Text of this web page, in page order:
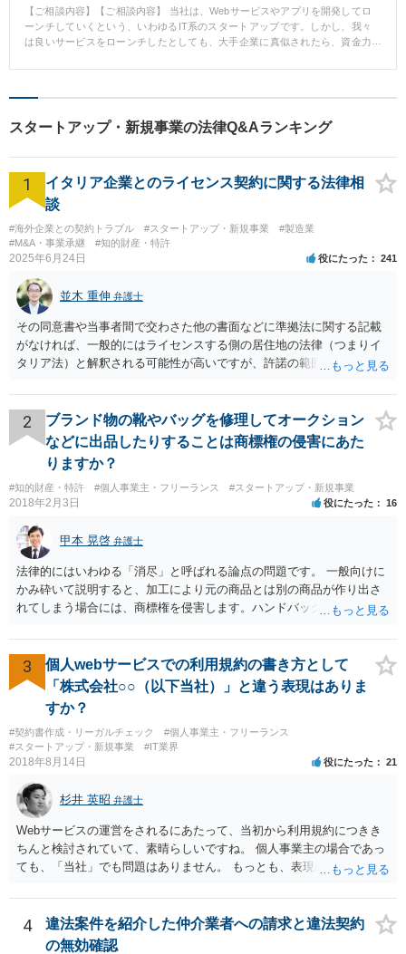
【ご相談内容】【ご相談内容】 当社は、Webサービスやアプリを開発してロ
ーンチしていくという、いわゆるIT系のスタートアップです。しかし、我々
は良いサービスをローンチしたとしても、大手企業に真似されたら、資金力
く必要性は感じていました。 【解決の過程と結果】 東京スタートアップ法律
ることにしました。現在商標は取得できて特許は出願中ですが、法律顧問に
いてくれるおかげで、事業に集中して取り組むことができています。また、
されないように、商標や特許を取得しておきたいとのご相談だったのです
が、お話を伺っていると顧問契約を締結させていただくのが一番良いと判断
しました。というのも、この会社では法律面の不安が事業の障壁になってい
ました。当事務所と顧問契約をいただくことによって、顧問料の範囲内で商
標や特許の申請を行い、日常的に契約書のやビジネスモデルの法的レビュー
も行うことによってできると判断したためです。そこで、顧問契約をしてい
ービス提供にとどまらず、継続的にサポートさせていただけることは、当事
務所にとっても大きな喜びです。
スタートアップ・新規事業の法律Q&Aランキング
1
イタリア企業とのライセンス契約に関する法律相
談
#海外企業との契約トラブル #スタートアップ・新規事業
#製造業
#M&A・事業承継
#知的財産・特許
2025年6月24日 役にたった 241
並木 重伸 弁護士
その同意書や当事者間で交わさた他の書面などに準拠法に関する記載
がなければ、一般的にはライセンスする側の居住地の法律（つまりイ
タリア法）と解釈される可能性が高いですが、許諾の範囲が日本国内
あります。 なお、仮に日本法になるとしても、新しい会社との間で契
約が有効かどうかは、ライセンスされた権利の種類（著作権、商標
権、特許権など）や契約の時期などを見て判断する必要があります。
いずれにせよ具体的事情が分からないと確定的な回答は難しいと思わ
れますので、弁護士に直接相談されることをお勧めします。
2
ブランド物の靴やバッグを修理してオークション
などに出品したりすることは商標権の侵害にあた
りますか？
#知的財産・特許 #個人事業主・フリーランス #スタートアップ・新規事業
2018年2月3日 役にたった 16
甲本 晃啓 弁護士
法律的にはいわゆる「消尽」と呼ばれる論点の問題です。 一般向けに
かみ砕いて説明すると、加工により元の商品とは別の商品が作り出さ
れてしまう場合には、商標権を侵害します。ハンドバッグをポーチに
ための加工（一般にいう修理）は、商標権を侵害しません。 商標権者
は、その商品を売ったときに対価を回収しているので、商標権は用い
尽くされている（用尽、消尽といいます。）と解釈されます。他方
で、商標権者の預かり知らないところで、販売した商品から別の商品
（コピー品やリメイク品）が作りだされてしまうと、その商品が仮に
酷い品質であれば、商標権者のブランドイメージが傷ついてしまいま
すし、その証商標権者にクレームが来てしまいますので、商標権を侵
害します。その商品が流通すれば商標権（ロゴマーク等）に対する一
般消費者の信頼も害することになります。また、本来商標権者に入る
べき利益が入らないことになります。 修理だけではそのような問題は
生じません。
3
個人webサービスでの利用規約の書き方として
「株式会社○○（以下当社）」と違う表現はありま
すか？
#契約書作成・リーガルチェック
#個人事業主・フリーランス
#スタートアップ・新規事業
#IT業界
2018年8月14日 役にたった 21
杉井 英昭 弁護士
Webサービスの運営をされるにあたって、当初から利用規約につきき
ちんと検討されていて、素晴らしいですね。 個人事業主の場合であっ
ても、「当社」でも問題はありません。 もっとも、表現に違和感があ
さんが「ABCウェブサービス」の屋号で事業を運営する際には、「当
社」の代わりに「ABCウェブサービス」とか「ABCWS」を使う等で
4
違法案件を紹介した仲介業者への請求と違法契約
の無効確認